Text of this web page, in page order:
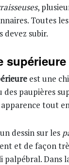
,
Toutes
devez subir.
supérieure
est une
paupières
apparence tout
dessin sur les
et de façon
palpébral.